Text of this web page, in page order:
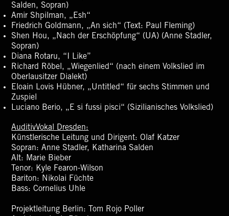
Salden, Sopran)
Amir Shpilman, „Esh“
Friedrich Goldmann, „An sich“ (Text: Paul Fleming)
Shen Hou, „Nach der Erschöpfung“ (UA) (Anne Stadler,
Sopran)
Diana Rotaru, “I Like”
Richard Röbel, „Wiegenlied“ (nach einem Volkslied im
Oberlausitzer Dialekt)
Eloain Lovis Hübner, „Untitled“ für sechs Stimmen und
Zuspiel
Luciano Berio, „E si fussi pisci“ (Sizilianisches Volkslied)
AuditivVokal Dresden:
Künstlerische Leitung und Dirigent: Olaf Katzer
Sopran: Anne Stadler, Katharina Salden
Alt: Marie Bieber
Tenor: Kyle Fearon-Wilson
Bariton: Nikolai Füchte
Bass: Cornelius Uhle
Projektleitung Berlin: Tom Rojo Poller